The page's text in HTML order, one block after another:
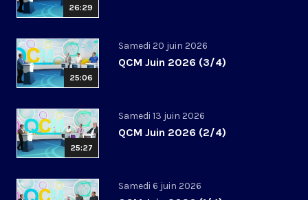
26:29
25:06
Samedi 20 juin 2026
QCM Juin 2026 (3/4)
25:27
Samedi 13 juin 2026
QCM Juin 2026 (2/4)
Samedi 6 juin 2026